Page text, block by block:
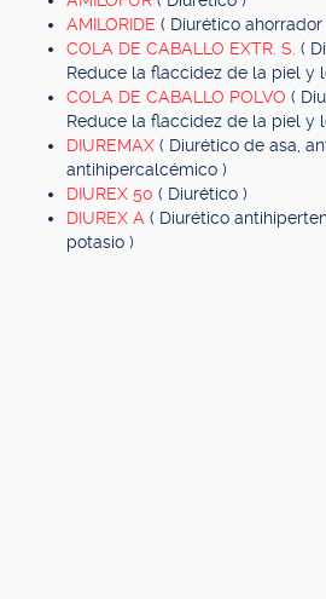
AMILORIDE ( Diurético
COLA DE CABALLO EXTR. S. (
Reduce la flaccidez de la piel y
COLA DE CABALLO POLVO (
Reduce la flaccidez de la piel y
DIUREMAX ( Diurético de asa,
antihipercalcémico )
DIUREX 50 ( Diurético )
DIUREX A ( Diurético
potasio )